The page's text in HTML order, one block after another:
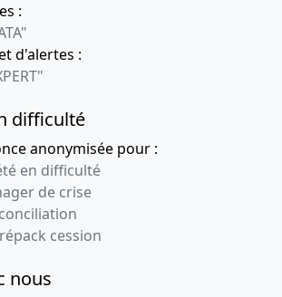
:
d'alertes :
difficulté
anonymisée pour :
en difficulté
de crise
cession
nous